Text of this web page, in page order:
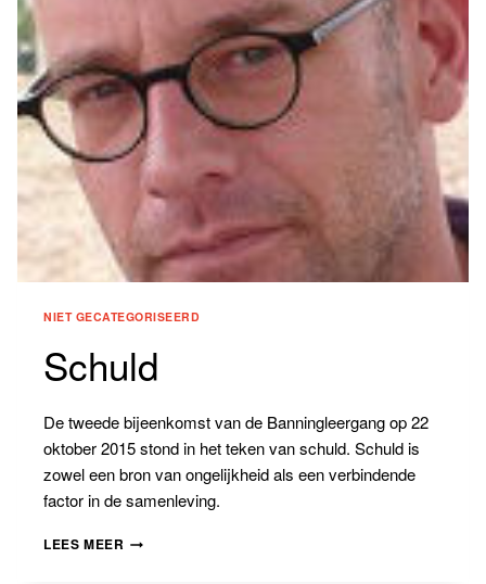
NIET GECATEGORISEERD
Schuld
De tweede bijeenkomst van de Banningleergang op 22
oktober 2015 stond in het teken van schuld. Schuld is
zowel een bron van ongelijkheid als een verbindende
factor in de samenleving.
LEES MEER SCHULD